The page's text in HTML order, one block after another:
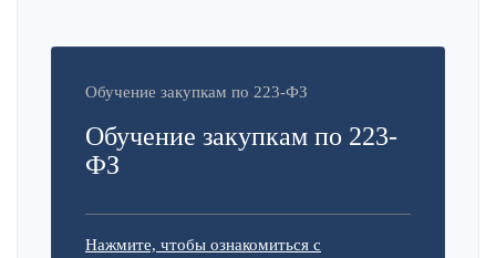
Обучение закупкам по 223-ФЗ
Обучение закупкам по 223-
ФЗ
Нажмите, чтобы ознакомиться с